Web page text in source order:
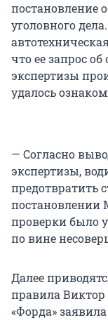
постановление
уголовного
что ее запрос
экспертизы
удалось
— Согласно
экспертизы,
предотвратить
постановлении
проверки было
по вине
Далее
правила
«Форда»